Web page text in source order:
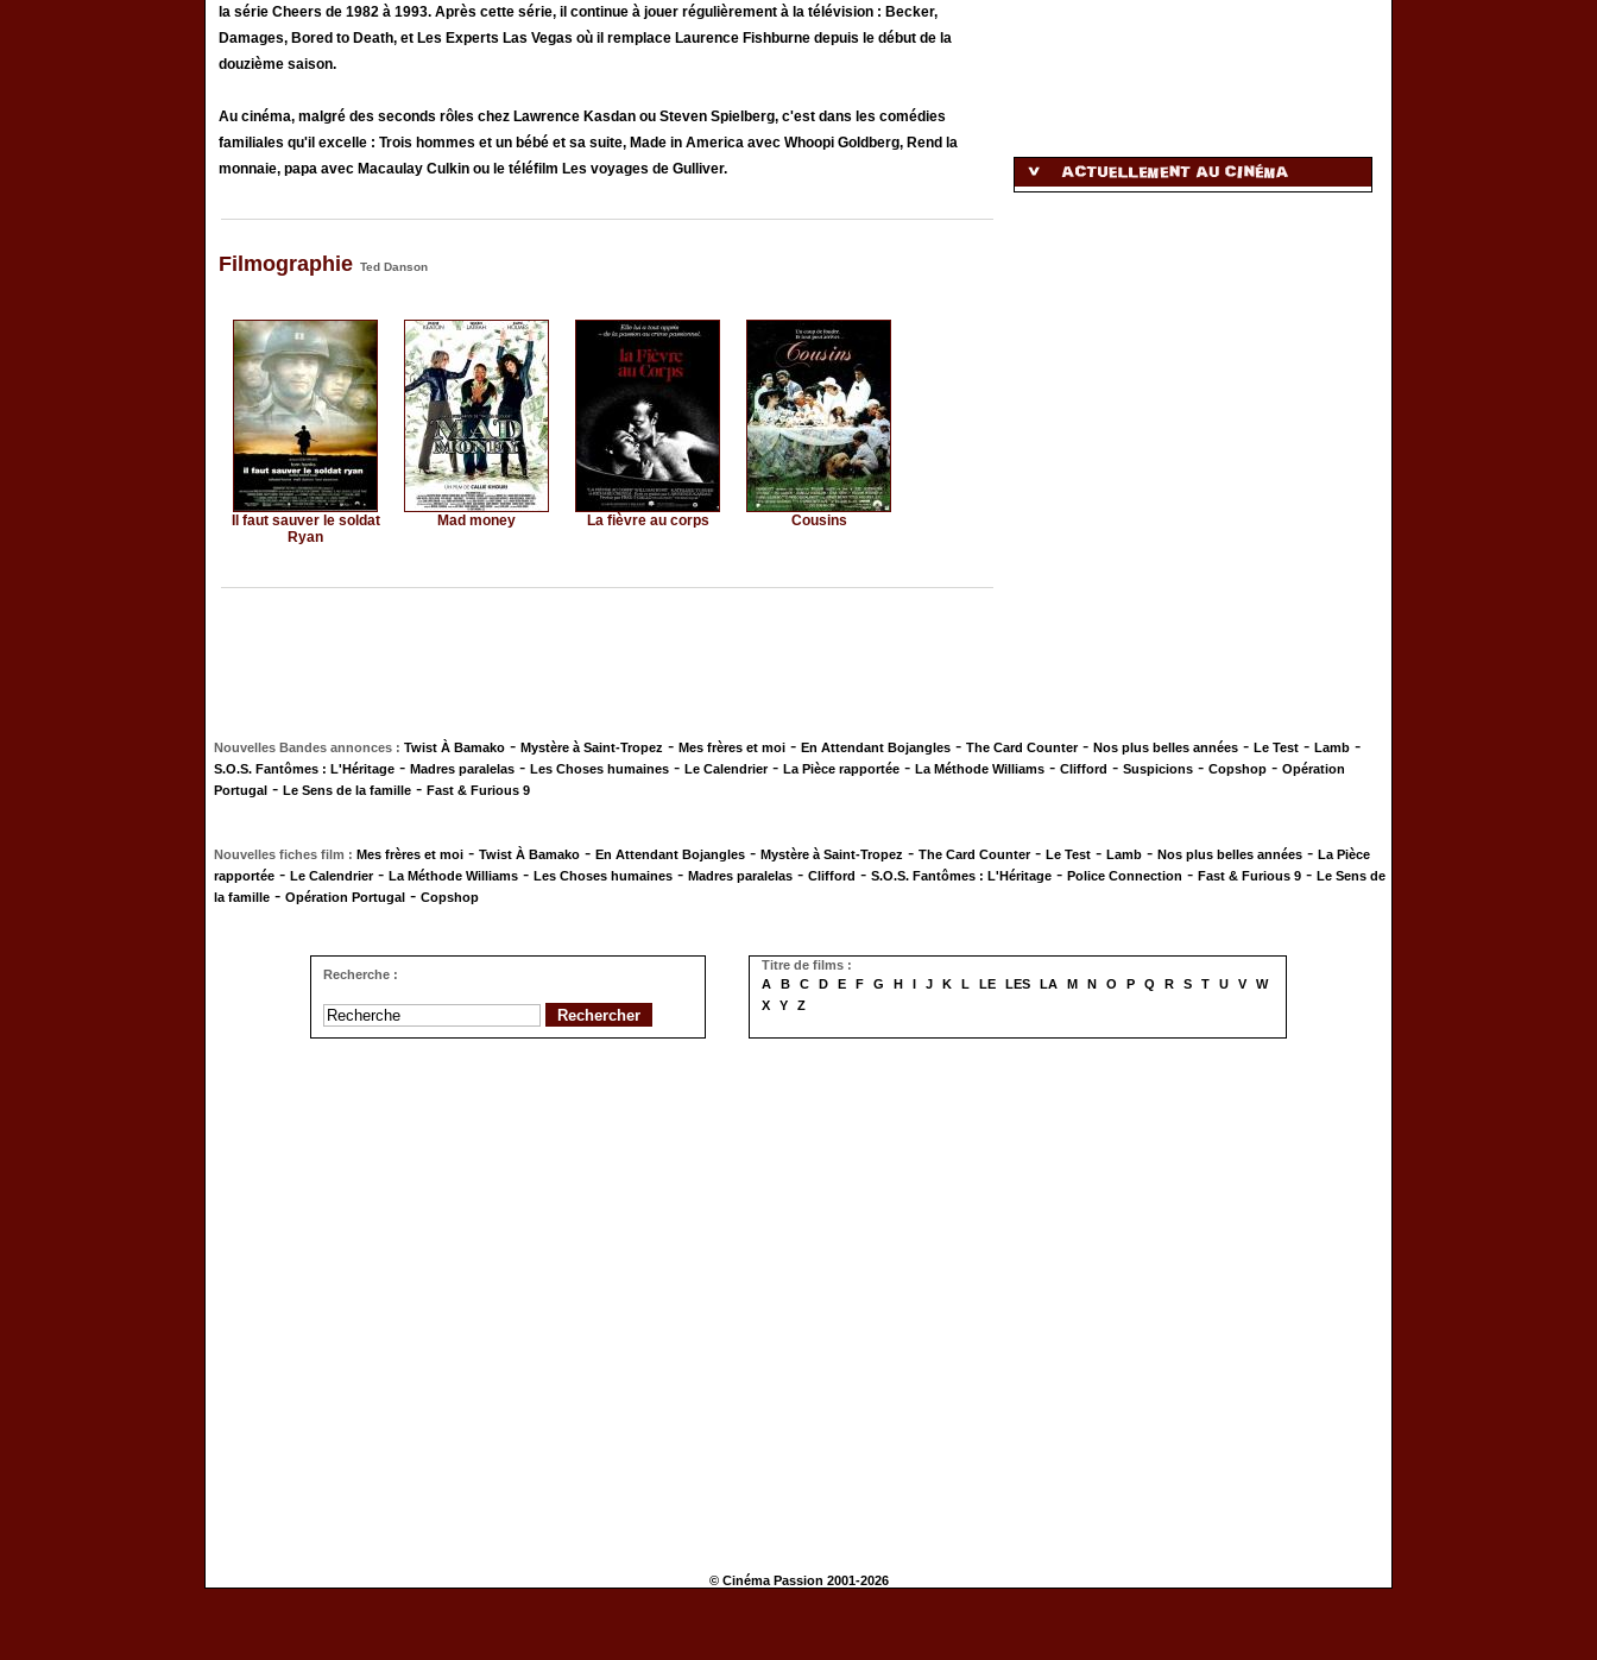
la série Cheers de 1982 à 1993. Après cette série, il continue à jouer régulièrement à la télévision : Becker,
Damages, Bored to Death, et Les Experts Las Vegas où il remplace Laurence Fishburne depuis le début de la
douzième saison.
Au cinéma, malgré des seconds rôles chez Lawrence Kasdan ou Steven Spielberg, c'est dans les comédies
familiales qu'il excelle : Trois hommes et un bébé et sa suite, Made in America avec Whoopi Goldberg, Rend la
monnaie, papa avec Macaulay Culkin ou le téléfilm Les voyages de Gulliver.
Filmographie Ted Danson
Il faut sauver le soldat
Ryan
Mad money La fièvre au corps Cousins
Nouvelles Bandes annonces : Twist À Bamako - Mystère à Saint-Tropez - Mes frères et moi - En Attendant Bojangles - The Card Counter- Nos plus belles années - Le Test - Lamb -
S.O.S. Fantômes : L'Héritage - Madres paralelas - Les Choses humaines - Le Calendrier- La Pièce rapportée - La Méthode Williams - Clifford - Suspicions - Copshop - Opération
Portugal - Le Sens de la famille - Fast & Furious 9
Nouvelles fiches film : Mes frères et moi - Twist À Bamako - En Attendant Bojangles - Mystère à Saint-Tropez - The Card Counter- Le Test - Lamb - Nos plus belles années - La Pièce
rapportée - Le Calendrier- La Méthode Williams - Les Choses humaines - Madres paralelas - Clifford - S.O.S. Fantômes : L'Héritage - Police Connection - Fast & Furious 9 - Le Sens de
la famille - Opération Portugal - Copshop
Recherche :
Titre de films :
A
B C D E F G H I J K L LE LES LA M N O P Q R S T U V
W
X
Y Z
© Cinéma Passion 2001-2026